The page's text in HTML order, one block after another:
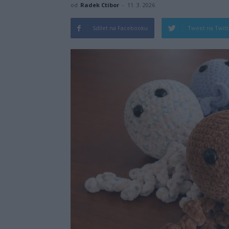
od Radek Ctibor - 11. 3. 2026
Sdílet na Facebooku Tweet na